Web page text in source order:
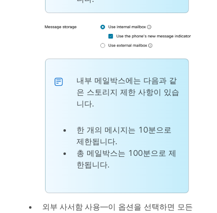
내부 메일박스에는 다음과 같
은 스토리지 제한 사항이 있습
니다.
한 개의 메시지는 10분으로
제한됩니다.
총 메일박스는 100분으로 제
한됩니다.
외부 사서함 사용—이 옵션을 선택하면 모든